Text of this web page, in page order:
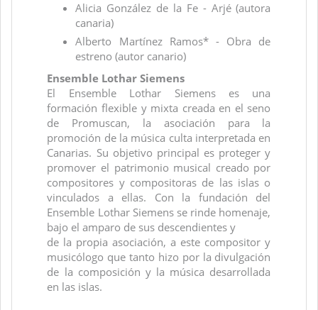
Alicia González de la Fe - Arjé (autora
canaria)
Alberto Martínez Ramos* - Obra de
estreno (autor canario)
Ensemble Lothar Siemens
El Ensemble Lothar Siemens es una
formación flexible y mixta creada en el seno
de Promuscan, la asociación para la
promoción de la música culta interpretada en
Canarias. Su objetivo principal es proteger y
promover el patrimonio musical creado por
compositores y compositoras de las islas o
vinculados a ellas. Con la fundación del
Ensemble Lothar Siemens se rinde homenaje,
bajo el amparo de sus descendientes y
de la propia asociación, a este compositor y
musicólogo que tanto hizo por la divulgación
de la composición y la música desarrollada
en las islas.